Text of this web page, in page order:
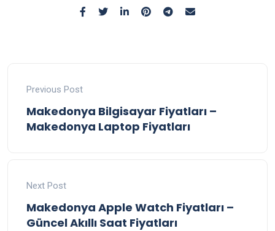
Previous Post
Makedonya Bilgisayar Fiyatları –
Makedonya Laptop Fiyatları
Next Post
Makedonya Apple Watch Fiyatları –
Güncel Akıllı Saat Fiyatları